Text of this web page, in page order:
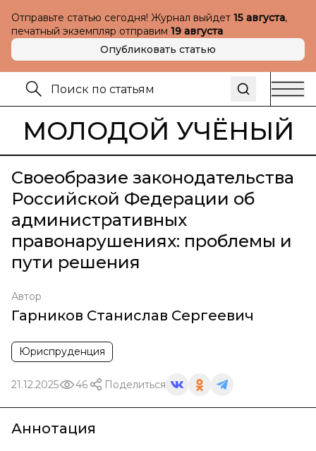
Отправьте статью сегодня! Журнал выйдет 15 августа,
печатный экземпляр отправим 19 августа
Опубликовать статью
МОЛОДОЙ УЧЁНЫЙ
Своеобразие законодательства
Российской Федерации об
административных
правонарушениях: проблемы и
пути решения
Автор
Гарников Станислав Сергеевич
Юриспруденция
21.12.2025 46 Поделиться
Аннотация